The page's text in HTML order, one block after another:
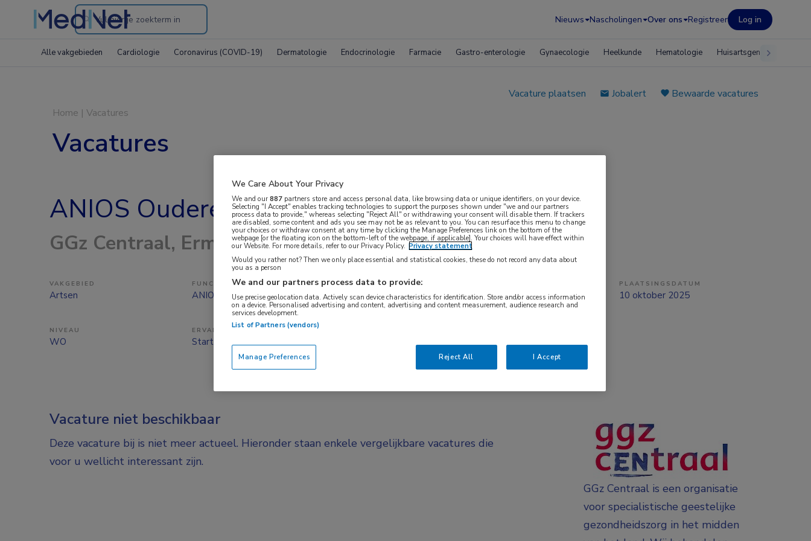
Search
the
Nieuws Nascholingen Over ons Registreer Log in
Alle vakgebieden Cardiologie Coronavirus (COVID-19) Dermatologie Endocrinologie Farmacie Gastro-enterologie Gynaecologie Heelkunde Hematologie Huisartsgeneeskunde
Vacature plaatsen Jobalert
Bewaarde vacatures
Home | Vacatures
Vacatures
ANIOS Ouderenpsychiatrie
GGz Centraal, Ermelo
VAKGEBIED
Artsen
FUNCTIE
ANIOS
BRANCHE
Zelfstandige kliniek Vaste aanstelling
PLAATSINGSDATUM
10 oktober 2025
NIVEAU
WO
ERVARING
Starter
Vacature niet beschikbaar
Deze vacature bij is niet meer actueel. Hieronder staan enkele vergelijkbare vacatures die
voor u wellicht interessant zijn.
GGz Centraal is een organisatie
voor specialistische geestelijke
gezondheidszorg in het midden
We Care About Your Privacy
We and our887 partners store and access personal data, like browsing data or unique identifiers, on your device.
Selecting "I Accept" enables tracking technologies to support the purposes shown under "we and our partners
process data to provide," whereas selecting "Reject All" or withdrawing your consent will disable them. If trackers
are disabled, some content and ads you see may not be as relevant to you. You can resurface this menu to change
your choices or withdraw consent at any time by clicking the Manage Preferences link on the bottom of the
webpage [or the floating icon on the bottom-left of the webpage, if applicable]. Your choices will have effect within
our Website. For more details, refer to our Privacy Policy. Privacy statement
Would you rather not? Then we only place essential and statistical cookies, these do not record any data about
you as a person
We and our partners process data to provide:
Use precise geolocation data. Actively scan device characteristics for identification. Store and/or access information
on a device. Personalised advertising and content, advertising and content measurement, audience research and
services development.
List of Partners (vendors)
Reject All I Accept
Manage Preferences